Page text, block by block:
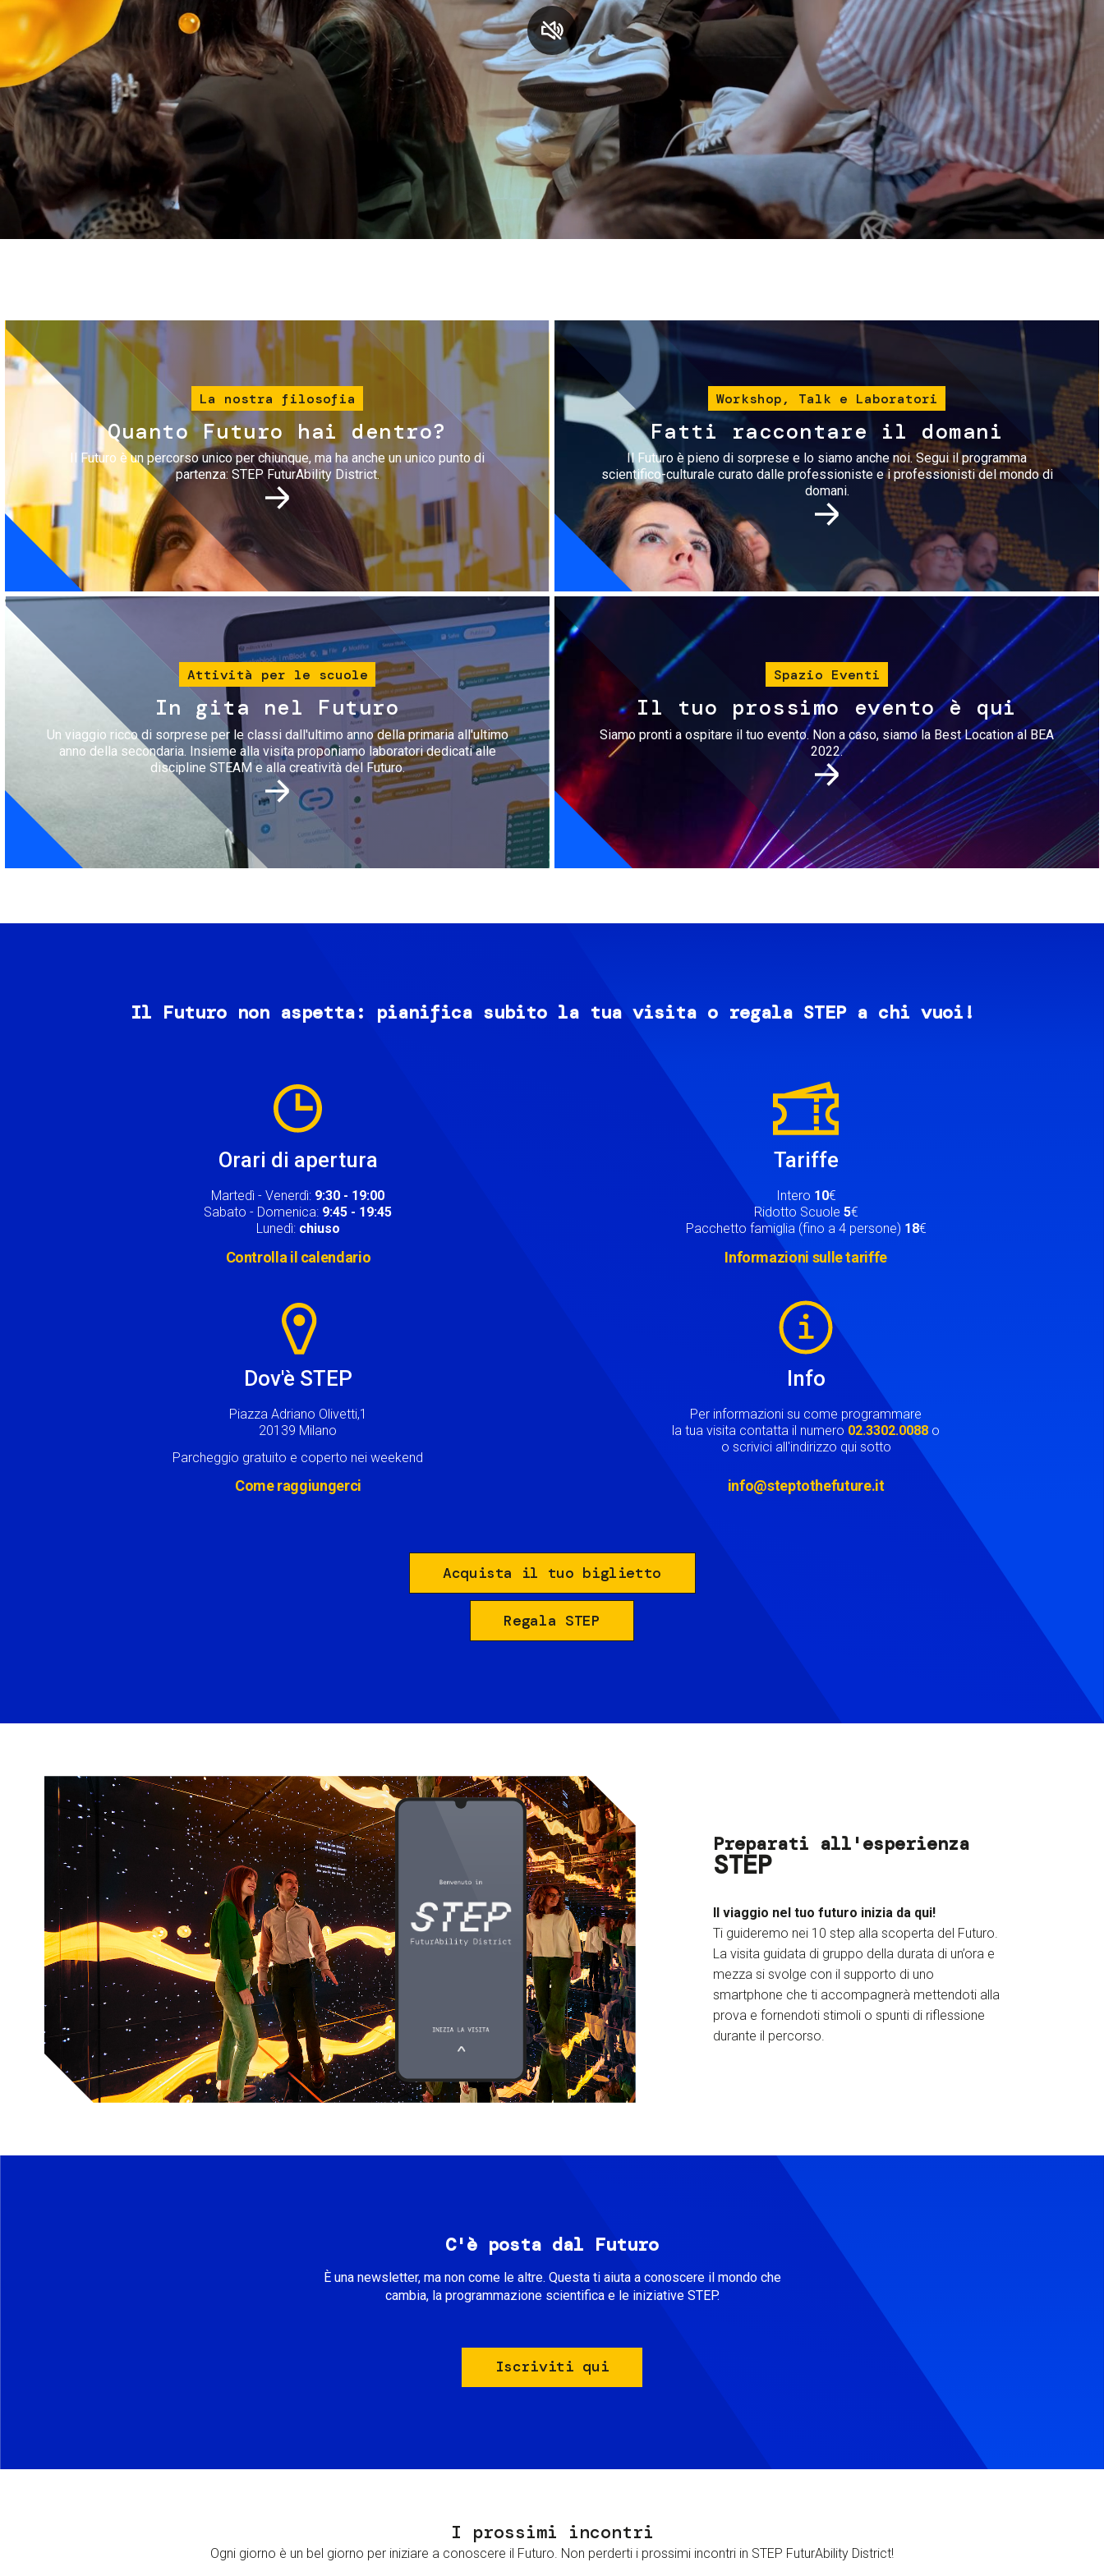
Servizi e accessibilità
Contatti
Biglietti
Immagine
La nostra filosofia
Quanto Futuro hai dentro?
Il Futuro è un percorso unico per chiunque, ma ha anche un unico punto di
partenza: STEP FuturAbility District.
Immagine
Workshop, Talk e Laboratori
Fatti raccontare il domani
Il Futuro è pieno di sorprese e lo siamo anche noi. Segui il programma
scientifico-culturale curato dalle professioniste e i professionisti del mondo di
domani.
Immagine
Attività per le scuole
In gita nel Futuro
Un viaggio ricco di sorprese per le classi dall'ultimo anno della primaria all'ultimo
anno della secondaria. Insieme alla visita proponiamo laboratori dedicati alle
discipline STEAM e alla creatività del Futuro.
Immagine
Spazio Eventi
Il tuo prossimo evento è qui
Siamo pronti a ospitare il tuo evento. Non a caso, siamo la Best Location al BEA
2022.
Il Futuro non aspetta: pianifica subito la tua visita o regala STEP a chi vuoi!
Orari di apertura
Martedì - Venerdì: 9:30 - 19:00
Sabato - Domenica: 9:45 - 19:45
Lunedì: chiuso
Controlla il calendario
Tariffe
Intero 10€
Ridotto Scuole 5€
Pacchetto famiglia (fino a 4 persone) 18€
Informazioni sulle tariffe
Dov'è STEP
Piazza Adriano Olivetti,1
20139 Milano
Parcheggio gratuito e coperto nei weekend
Come raggiungerci
Info
Per informazioni su come programmare
la tua visita contatta il numero 02.3302.0088 o
o scrivici all'indirizzo qui sotto
info@steptothefuture.it
Acquista il tuo biglietto
Regala STEP
Preparati all'esperienza
STEP
Il viaggio nel tuo futuro inizia da qui!
Ti guideremo nei 10 step alla scoperta del Futuro.
La visita guidata di gruppo della durata di un’ora e
mezza si svolge con il supporto di uno
smartphone che ti accompagnerà mettendoti alla
prova e fornendoti stimoli o spunti di riflessione
durante il percorso.
C'è posta dal Futuro
È una newsletter, ma non come le altre. Questa ti aiuta a conoscere il mondo che
cambia, la programmazione scientifica e le iniziative STEP.
Iscriviti qui
I prossimi incontri
Ogni giorno è un bel giorno per iniziare a conoscere il Futuro. Non perderti i prossimi incontri in STEP FuturAbility District!